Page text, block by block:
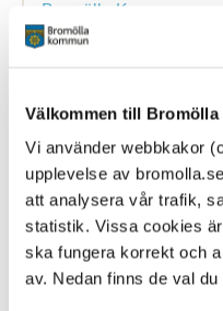
Välkommen till Bromölla
Vi använder webbkakor
upplevelse av
att analysera vår trafik,
statistik. Vissa cookies
ska fungera korrekt och
av. Nedan finns de val du
Bromölla Kommun
Bestämmelser -
20 May 2026
Webbsida
Nedan listas externa
Bromölla kommun.
kommunala bidrag till